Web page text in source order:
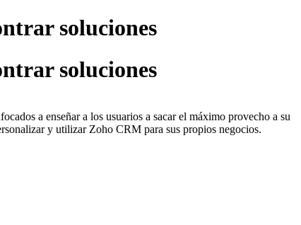
soluciones
soluciones
a enseñar a los usuarios a sacar el máximo provecho a su
y utilizar Zoho CRM para sus propios negocios.